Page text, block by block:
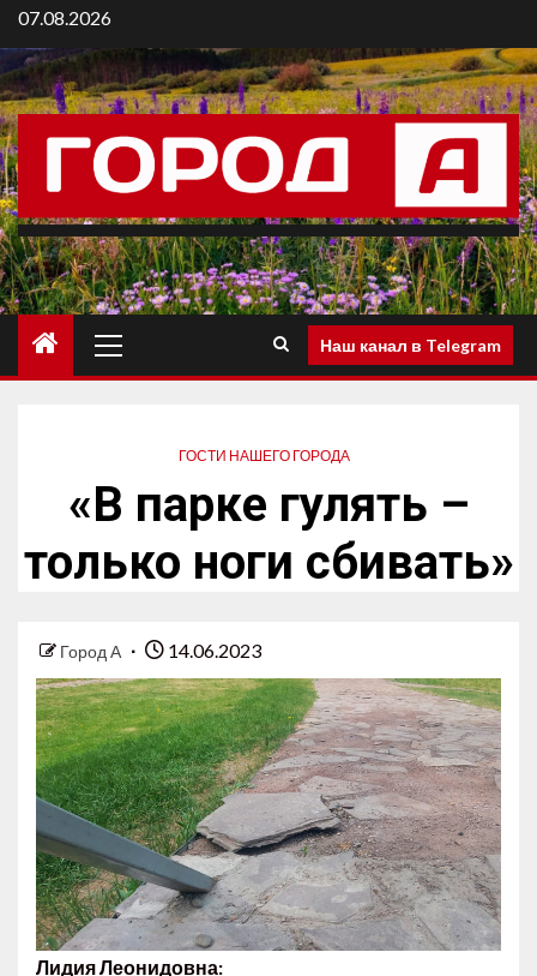
07.08.2026
Наш канал в Telegram
ГОСТИ НАШЕГО ГОРОДА
«В парке гулять –
только ноги сбивать»
Город А 14.06.2023
Лидия Леонидовна: